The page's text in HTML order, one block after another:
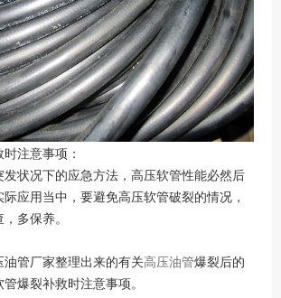
注意事项：
状况下的应急方法，高压软管性能必然后
应用当中，要避免高压软管破裂的情况，
多保养。
管厂家整理出来的有关高压油管爆裂后的
爆裂补救时注意事项。